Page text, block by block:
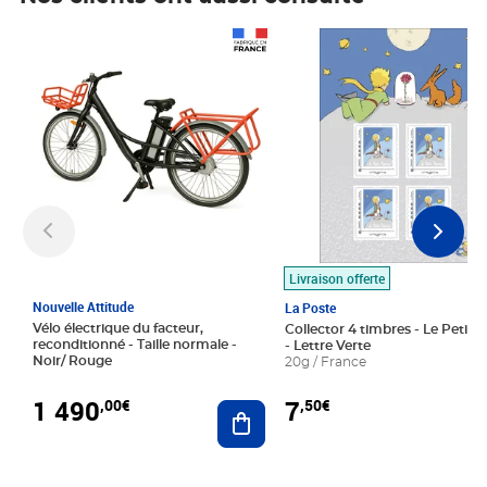
Nouvelle Attitude
Vélo électrique du facteur,
reconditionné - Taille normale -
Noir/ Rouge
1 490,00€ Ajouter au panier
Livraison offerte
La Poste
Collector 4 timbres - Le Petit
- Lettre Verte
20g / France
7,50€
Prix 7,50€